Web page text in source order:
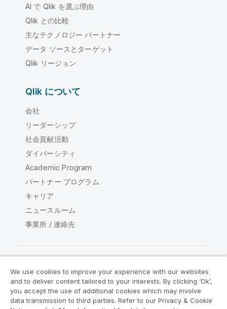
AI で Qlik を選ぶ理由
Qlik との比較
主なテクノロジー パートナー
データ ソースとターゲット
Qlik リージョン
Qlik について
会社
リーダーシップ
社会貢献活動
ダイバーシティ
Academic Program
パートナー プログラム
キャリア
ニュースルーム
事業所 / 連絡先
Qlik コミュニティ
法的契約 製品規約 Legal Policies
We use cookies to improve your experience with our websites
and to deliver content tailored to your interests. By clicking ‘Ok’,
you accept the use of additional cookies which may involve
data transmission to third parties. Refer to our Privacy & Cookie